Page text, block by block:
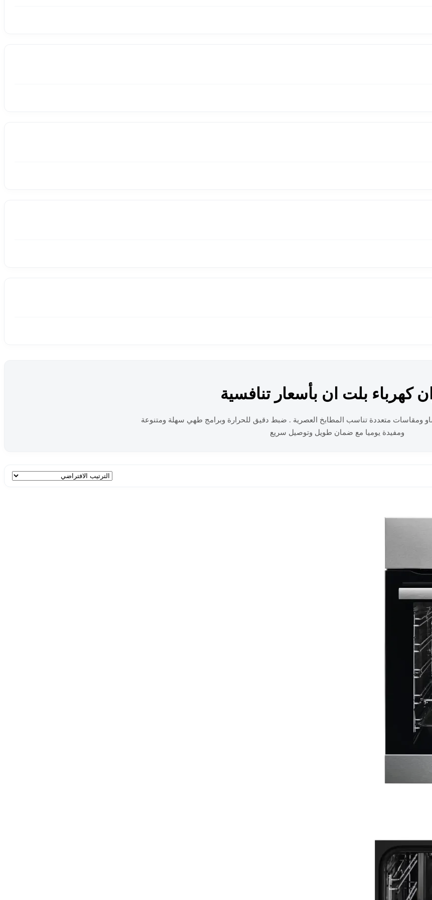
كهرباء بلت ان بأسعار تنافسية
ومقاسات متعددة تناسب المطابخ العصرية . ضبط دقيق للحرارة وبرامج طهي سهلة ومتنوعة
ومفيدة يوميا مع ضمان طويل وتوصيل سريع